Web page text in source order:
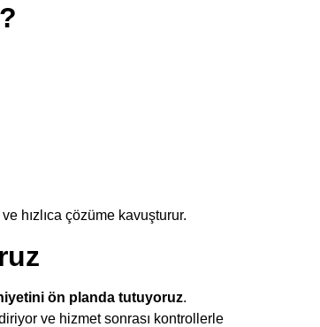
hızlıca çözüme kavuşturur.
ön planda tutuyoruz.
ve hizmet sonrası kontrollerle